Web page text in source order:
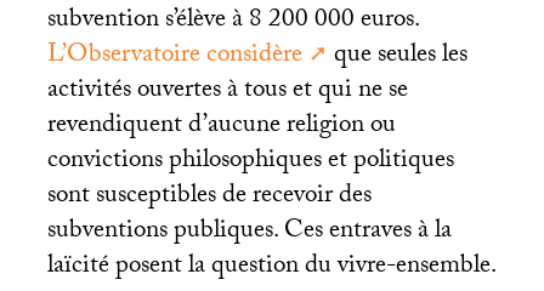
subvention s’élève à 8 200 000 euros.
L’Observatoire considère
que seules les
activités ouvertes à tous et qui ne se
revendiquent d’aucune religion ou
convictions philosophiques et politiques
sont susceptibles de recevoir des
subventions publiques. Ces entraves à la
laïcité posent la question du vivre-ensemble.